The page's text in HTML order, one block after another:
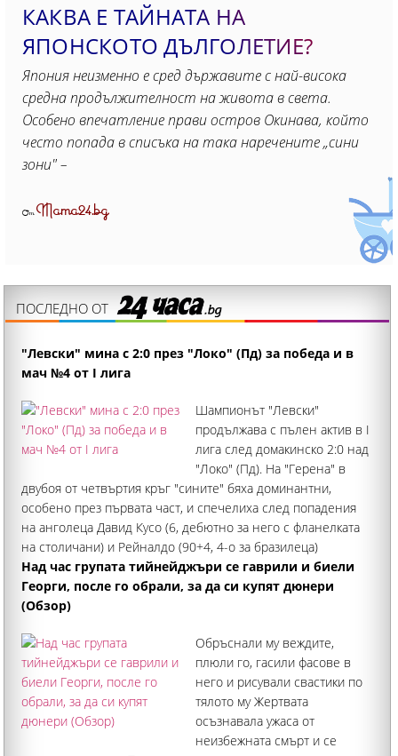
КАКВА Е ТАЙНАТА НА
ЯПОНСКОТО ДЪЛГОЛЕТИЕ?
Япония неизменно е сред държавите с най-висока
средна продължителност на живота в света.
Особено впечатление прави остров Окинава, който
често попада в списъка на така наречените „сини
зони" –
ОтMama24.bg
ПОСЛЕДНО ОТ
"Левски" мина с 2:0 през "Локо" (Пд) за победа и в
мач №4 от I лига
Шампионът "Левски"
продължава с пълен актив в I
лига след домакинско 2:0 над
"Локо" (Пд). На "Герена" в
двубоя от четвъртия кръг "сините" бяха доминантни,
особено през първата част, и спечелиха след попадения
на анголеца Давид Кусо (6, дебютно за него с фланелката
на столичани) и Рейналдо (90+4, 4-о за бразилеца)
Над час групата тийнейджъри се гаврили и биели
Георги, после го обрали, за да си купят дюнери
(Обзор)
Обръснали му веждите,
плюли го, гасили фасове в
него и рисували свастики по
тялото му Жертвата
осъзнавала ужаса от
неизбежната смърт и се